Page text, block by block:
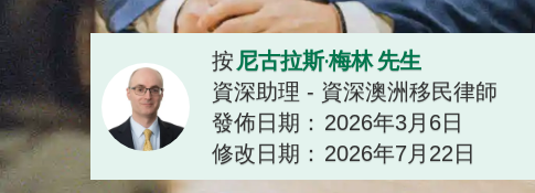
按 尼古拉斯·梅林 先生
資深助理 - 資深澳洲移民律師
發佈日期： 2026年3月6日
修改日期： 2026年7月22日